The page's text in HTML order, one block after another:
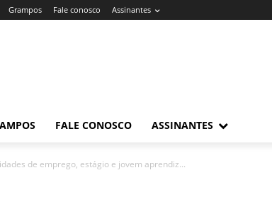
Grampos Fale conosco Assinantes
FALE CONOSCO ASSINANTES
de emprego, estágio e jovem aprendiz...